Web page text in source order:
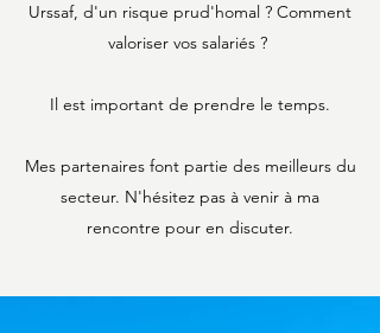
Urssaf, d'un risque prud'homal ? Comment
valoriser vos salariés ?
Il est important de prendre le temps.
Mes partenaires font partie des meilleurs du
secteur. N'hésitez pas à venir à ma
rencontre pour en discuter.